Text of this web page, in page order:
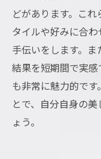
どがあります。こ
タイルや好みに合
手伝いをします。ま
結果を短期間で実
も非常に魅力的で
とで、自分自身の
ょう。